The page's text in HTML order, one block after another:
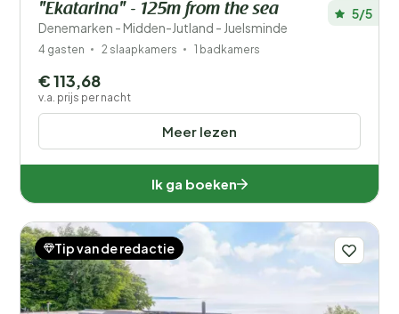
Je vakantie
Kies reisdata en je gezelschap
Wanneer?
Aantal gasten?
Afstand 1
Prijs
"Ekatarina" - 125m from the sea
Denemarken - Midden-Jutland - Juelsminde
5/5
4 gasten 2 slaapkamers 1 badkamers
Meer lezen
€ 113,68
v.a. prijs per nacht
Ik ga boeken
Tip van de redactie